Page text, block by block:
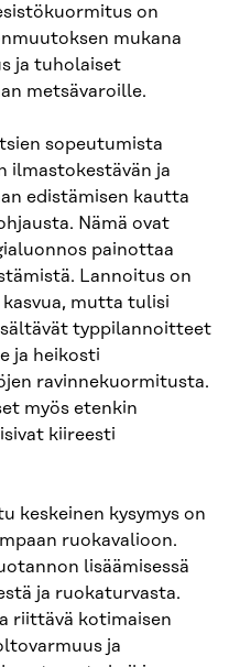
on
mukana
ja tuholaiset
metsävaroille.
sopeutumista
ilmastokestävän ja
edistämisen kautta
Nämä ovat
painottaa
Lannoitus on
mutta tulisi
typpilannoitteet
ja heikosti
ravinnekuormitusta.
myös etenkin
kiireesti
keskeinen kysymys on
ruokavalioon.
lisäämisessä
ja ruokaturvasta.
riittävä kotimaisen
ja